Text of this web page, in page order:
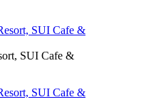
SUI Cafe &